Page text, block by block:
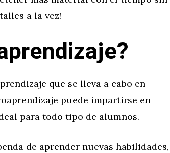
a la vez!
que se lleva a cabo en
puede impartirse en
para todo tipo de alumnos.
de aprender nuevas habilidades,